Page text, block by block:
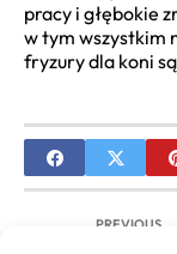
pracy i głębokie
w tym wszystkim
fryzury dla koni
PREVIOUS